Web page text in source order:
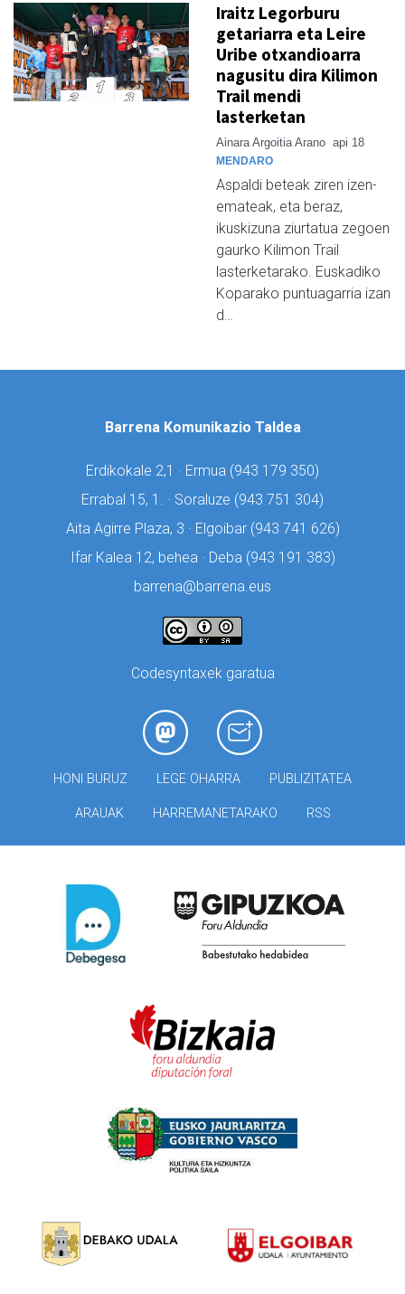
Iraitz Legorburu
getariarra eta Leire
Uribe otxandioarra
nagusitu dira Kilimon
Trail mendi
lasterketan
Ainara Argoitia Arano api 18
MENDARO
Aspaldi beteak ziren izen-
emateak, eta beraz,
ikuskizuna ziurtatua zegoen
gaurko Kilimon Trail
lasterketarako. Euskadiko
Koparako puntuagarria izan
d…
Barrena Komunikazio Taldea
Erdikokale 2,1 · Ermua (943 179 350)
Errabal 15, 1. · Soraluze (943 751 304)
Aita Agirre Plaza, 3 · Elgoibar (943 741 626)
Ifar Kalea 12, behea · Deba (943 191 383)
barrena@barrena.eus
Codesyntaxek garatua
HONI BURUZ LEGE OHARRA PUBLIZITATEA
ARAUAK HARREMANETARAKO RSS